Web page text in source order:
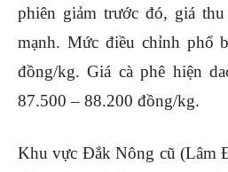
phiên giảm trước đó, giá
mạnh. Mức điều chỉnh phổ
đồng/kg. Giá cà phê hiện
87.500 – 88.200 đồng/kg.
Khu vực Đắk Nông cũ (Lâm